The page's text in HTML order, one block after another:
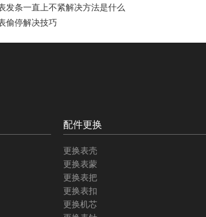
发条一直上不紧解决方法是什么
偷停解决技巧
配件更换
更换表壳
更换表蒙
更换表把
更换表扣
更换机芯